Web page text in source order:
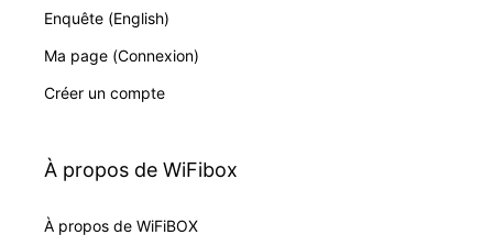
Enquête (English)
Ma page (Connexion)
Créer un compte
À propos de WiFibox
À propos de WiFiBOX